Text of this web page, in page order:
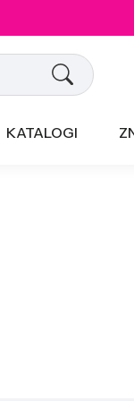
KATALOGI